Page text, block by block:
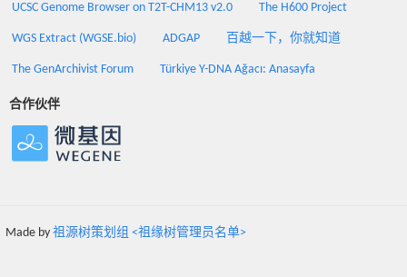
UCSC Genome Browser on T2T-CHM13 v2.0 The H600 Project
WGS Extract (WGSE.bio) ADGAP 百越一下，你就知道
The GenArchivist Forum Türkiye Y-DNA Ağacı: Anasayfa
合作伙伴
Made by 祖源树策划组 <祖缘树管理员名单>